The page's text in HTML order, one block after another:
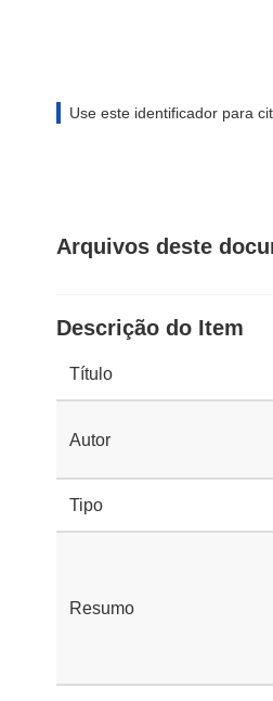
Use este identificador para
Arquivos deste
Descrição do Item
Título
Autor
Tipo
Resumo